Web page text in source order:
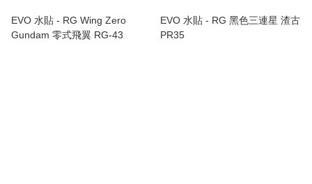
EVO 水貼 - RG Wing Zero
Gundam 零式飛翼 RG-43
EVO 水貼 - RG 黑色三連星 渣古
PR35